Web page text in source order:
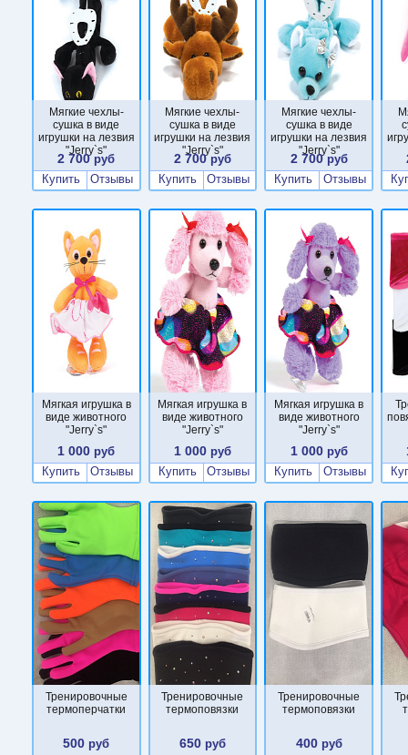
Мягкие чехлы-
сушка в виде
игрушки на лезвия
"Jerry`s"
2 700руб
Купить
Отзывы
Мягкие чехлы-
сушка в виде
игрушки на лезвия
"Jerry`s"
2 700руб
Купить
Отзывы
Мягкие чехлы-
сушка в виде
игрушки на лезвия
"Jerry`s"
2 700руб
Купить
Отзывы
Мягкая игрушка в
виде животного
"Jerry`s"
1 000 руб
Купить
Отзывы
Мягкая игрушка в
виде животного
"Jerry`s"
1 000 руб
Купить
Отзывы
Мягкая игрушка в
виде животного
"Jerry`s"
1 000руб
Купить
Отзывы
Тренировочные
термоперчатки
500 руб
Тренировочные
термоповязки
650 руб
Тренировочные
термоповязки
400руб